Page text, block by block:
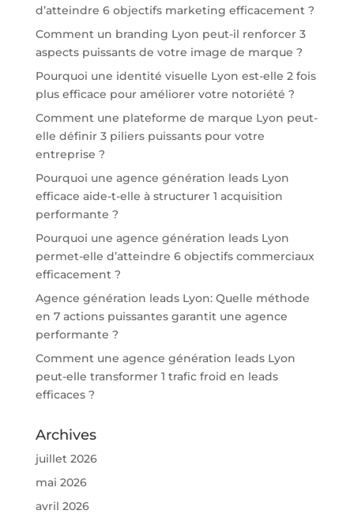
d’atteindre 6 objectifs marketing efficacement ?
Comment un branding Lyon peut-il renforcer 3
aspects puissants de votre image de marque ?
Pourquoi une identité visuelle Lyon est-elle 2 fois
plus efficace pour améliorer votre notoriété ?
Comment une plateforme de marque Lyon peut-
elle définir 3 piliers puissants pour votre
entreprise ?
Pourquoi une agence génération leads Lyon
efficace aide-t-elle à structurer 1 acquisition
performante ?
Pourquoi une agence génération leads Lyon
permet-elle d’atteindre 6 objectifs commerciaux
efficacement ?
Agence génération leads Lyon: Quelle méthode
en 7 actions puissantes garantit une agence
performante ?
Comment une agence génération leads Lyon
peut-elle transformer 1 trafic froid en leads
efficaces ?
Archives
juillet 2026
mai 2026
avril 2026